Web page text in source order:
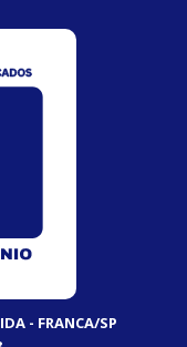
- FRANCA/SP